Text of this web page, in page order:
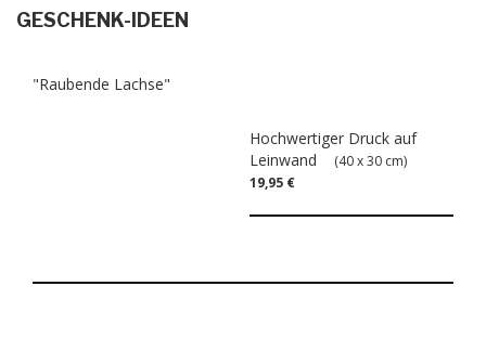
GESCHENK-IDEEN
"Raubende Lachse"
Hochwertiger Druck auf
Leinwand
(40 x 30 cm)
19,95 €